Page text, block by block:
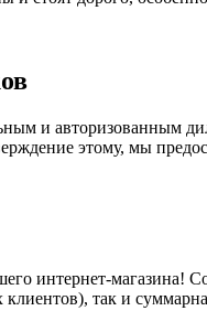
и авторизованным
этому, мы
интернет-
так и